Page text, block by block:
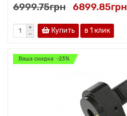
6999.75грн 6899.85грн
Купить в 1 клик
Ваша скидка: -23%